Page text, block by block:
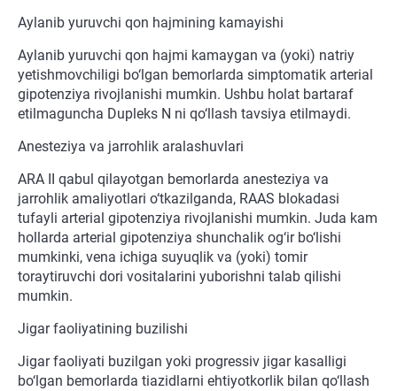
Aylanib yuruvchi qon hajmining kamayishi
Aylanib yuruvchi qon hajmi kamaygan va (yoki) natriy
yetishmovchiligi bo‘lgan bemorlarda simptomatik arterial
gipotenziya rivojlanishi mumkin. Ushbu holat bartaraf
etilmaguncha Dupleks N ni qo‘llash tavsiya etilmaydi.
Anesteziya va jarrohlik aralashuvlari
ARA II qabul qilayotgan bemorlarda anesteziya va
jarrohlik amaliyotlari o‘tkazilganda, RAAS blokadasi
tufayli arterial gipotenziya rivojlanishi mumkin. Juda kam
hollarda arterial gipotenziya shunchalik og‘ir bo‘lishi
mumkinki, vena ichiga suyuqlik va (yoki) tomir
toraytiruvchi dori vositalarini yuborishni talab qilishi
mumkin.
Jigar faoliyatining buzilishi
Jigar faoliyati buzilgan yoki progressiv jigar kasalligi
bo‘lgan bemorlarda tiazidlarni ehtiyotkorlik bilan qo‘llash